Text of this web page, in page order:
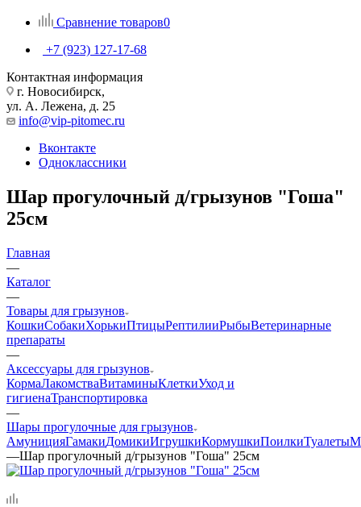
Сравнение товаров0
+7 (923) 127-17-68
Контактная информация
г. Новосибирск,
ул. А. Лежена, д. 25
info@vip-pitomec.ru
Вконтакте
Одноклассники
Шар прогулочный д/грызунов "Гоша"
25см
Главная
—
Каталог
—
Товары для грызунов
КошкиСобакиХорькиПтицыРептилииРыбыВетеринарные
препараты
—
Аксессуары для грызунов
КормаЛакомстваВитаминыКлеткиУход и
гигиенаТранспортировка
—
Шары прогулочные для грызунов
АмуницияГамакиДомикиИгрушкиКормушкиПоилкиТуалеты
—Шар прогулочный д/грызунов "Гоша" 25см